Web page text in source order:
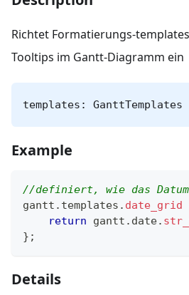
Richtet Formatierungs-
Tooltips im Gantt-Diagramm ein
templates: GanttTemplates
Example
//definiert, wie das
gantt . templates . date_grid
return gantt . date.
} ;
Details